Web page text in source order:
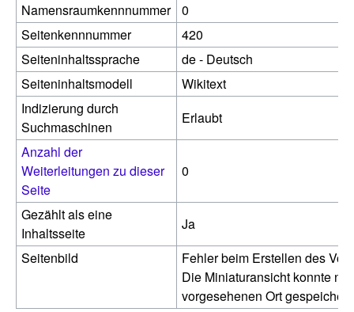
Namensraumkennnummer
0
Seitenkennnummer
420
Seiteninhaltssprache
de - Deutsch
Seiteninhaltsmodell
Wikitext
Indizierung durch
Suchmaschinen
Erlaubt
Anzahl der
Weiterleitungen zu dieser
Seite
0
Gezählt als eine
Inhaltsseite
Ja
Seitenbild
Fehler beim Erstellen des
Die Miniaturansicht konnte
vorgesehenen Ort